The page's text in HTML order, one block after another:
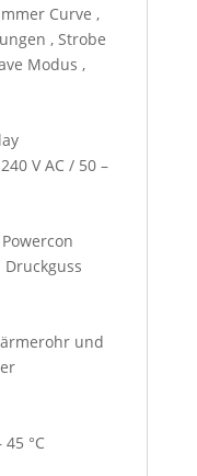
Curve ,
, Strobe
Modus ,
V AC / 50 –
und
°C